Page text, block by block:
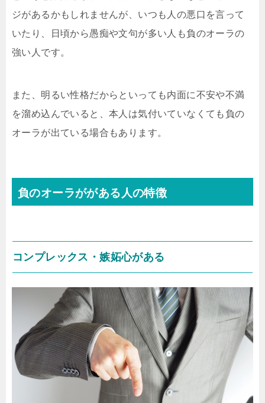
ジがあるかもしれませんが、いつも人の悪口を言って
いたり、日頃から愚痴や文句が多い人も負のオーラの
強い人です。
また、明るい性格だからといっても内面に不安や不満
を溜め込んでいると、本人は気付いていなくても負の
オーラが出ている場合もあります。
負のオーラががある人の特徴
コンプレックス・嫉妬心がある